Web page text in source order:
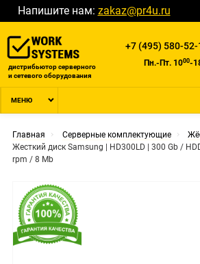
Напишите нам: zakaz@pr4u.ru
дистрибьютор серверного
и сетевого оборудования
+7 (495) 580-52-
Пн.-Пт. 1000-
МЕНЮ
Главная Серверные комплектующие
Жесткий диск Samsung | HD300LD | 300 Gb /
rpm / 8 Mb